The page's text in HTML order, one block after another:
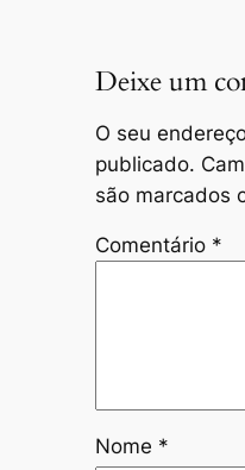
Deixe um
O seu
publicado.
são marcados
Comentário *
Nome *